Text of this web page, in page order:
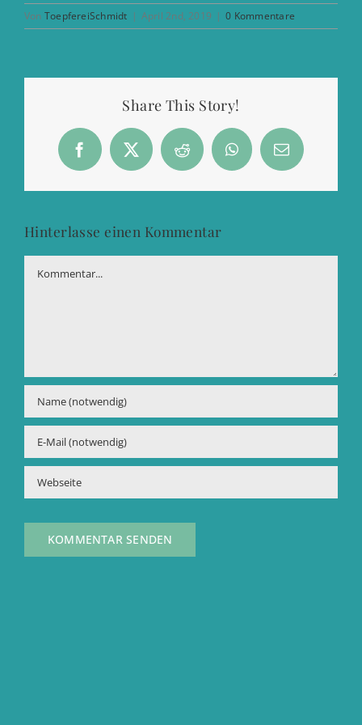
Von ToepfereiSchmidt | April 2nd, 2019 | 0 Kommentare
Share This Story!
Facebook
X Reddit WhatsApp
E-
Mail
Hinterlasse einen Kommentar